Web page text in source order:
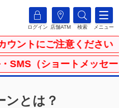
ログイン 店舗ATM 検索 メニュー
トにご注意ください
ショートメッセージサ
ンとは？